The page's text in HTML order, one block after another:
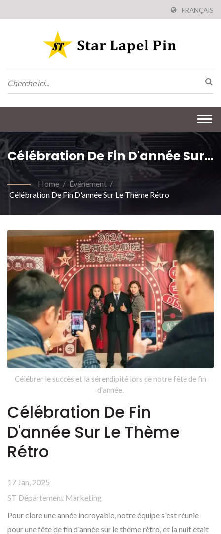
FRANÇAIS
Célébration De Fin D'année Sur
Le Thème Rétro
Home / Événement /
Célébration De Fin D'année Sur Le Thème Rétro
Célébrer le succès et la sérendipité lors de notre fête de fin
d'année.
Célébration De Fin
D'année Sur Le Thème
Rétro
17 Jan, 2025
ST Département Marketing
Pour clore une année incroyable, notre équipe s'est réunie
pour une fête de fin d'année sur le thème rétro, et la nuit était